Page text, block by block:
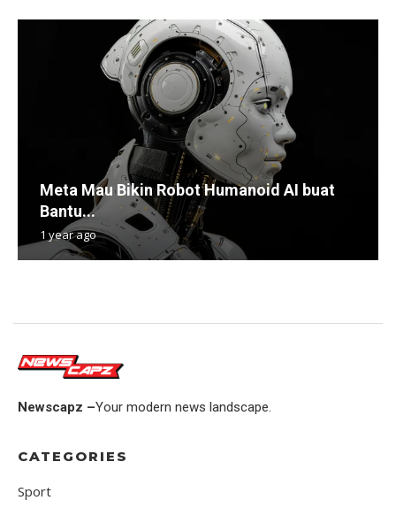
Meta Mau Bikin Robot Humanoid AI buat
Bantu...
1 year ago
Newscapz –Your modern news landscape.
CATEGORIES
Sport